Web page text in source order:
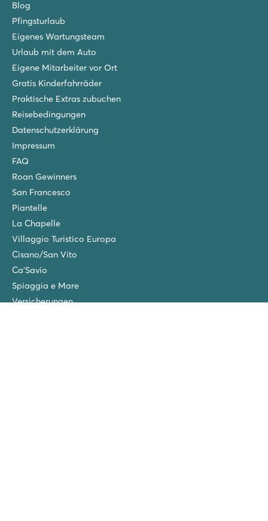
Blog
Pfingsturlaub
Eigenes Wartungsteam
Urlaub mit dem Auto
Eigene Mitarbeiter vor Ort
Gratis Kinderfahrräder
Praktische Extras zubuchen
Reisebedingungen
Datenschutzerklärung
Impressum
FAQ
Roan Gewinners
San Francesco
Piantelle
La Chapelle
Villaggio Turistico Europa
Cisano/San Vito
Ca'Savio
Spiaggia e Mare
Versicherungen